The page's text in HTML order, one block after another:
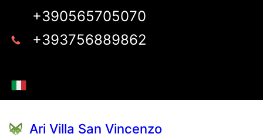
Ari Villa San Vincenzo
+390565705070
+393756889862